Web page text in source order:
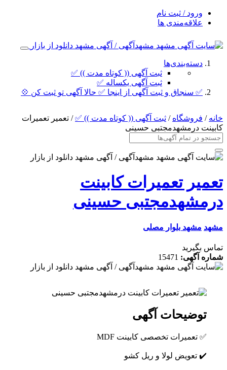
ورود / ثبت نام
علاقه‌مندی ها
دسته‌بندی‌ها
ثبت آگهی (( کوتاه مدت )) ✅
ثبت آگهی یکساله ✅
✅ سنجاق و ثبت آگهی از اینجا ✅ حالا آگهی تو ثبت کن 💠
خانه / فروشگاه / ثبت آگهی (( کوتاه مدت )) ✅/ تعمیر تعمیرات
کابینت درمشهدمجتبی حسینی
تعمیر تعمیرات کابینت
درمشهدمجتبی حسینی
مشهد مشهد بلوار مصلی
تماس بگیرید
شماره آگهی: 15471
توضیحات آگهی
✅ تعمیرات تخصصی کابینت MDF
✔️ تعویض لولا و ریل کشو